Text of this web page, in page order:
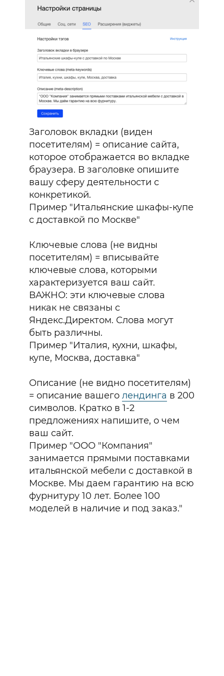
тарифа чат-ботов, автоворонок
и мобильных приложений
+3
Бесплатный домен
в зоне .ru/.рф
0₽
Бесплатный шаблон сайта
под вашу сферу бизнеса
0₽
месяца
/год
Забронировать предложение
Получите подарки
от mottor при
подключении
тарифа
спецпредложение
Заголовок вкладки (виден
посетителям) = описание сайта,
которое отображается во вкладке
браузера. В заголовке опишите
вашу сферу деятельности с
конкретикой.
Пример "Итальянские шкафы-купе
с доставкой по Москве"
Ключевые слова (не видны
посетителям) = вписывайте
ключевые слова, которыми
характеризуется ваш сайт.
ВАЖНО: эти ключевые слова
никак не связаны с
Яндекс.Директом. Слова могут
быть различны.
Пример "Италия, кухни, шкафы,
купе, Москва, доставка"
Описание (не видно посетителям)
= описание вашеголендинга в 200
символов. Кратко в 1-2
предложениях напишите, о чем
ваш сайт.
Пример "ООО "Компания"
занимается прямыми поставками
итальянской мебели с доставкой в
Москве. Мы даем гарантию на всю
фурнитуру 10 лет. Более 100
моделей в наличие и под заказ."